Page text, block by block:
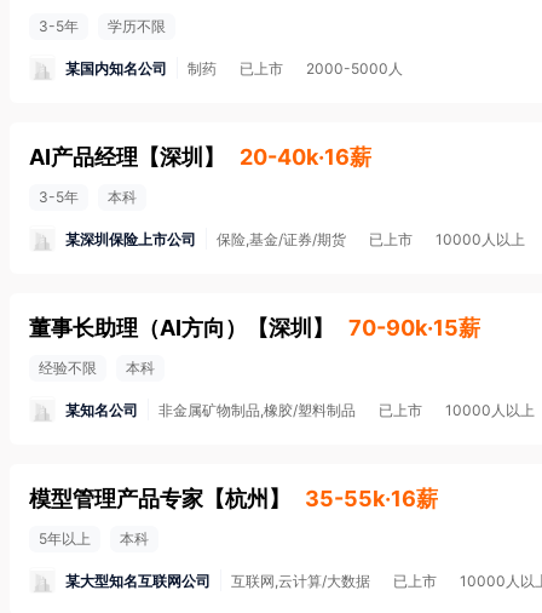
3-5年 学历不限
某国内知名公司 制药 已上市 2000-5000人
AI产品经理 【深圳 】 20-40k·16薪
3-5年 本科
某深圳保险上市公司 保险,基金/证券/期货 已上市 10000人以上
董事长助理（AI方向） 【深圳 】 70-90k·15薪
经验不限 本科
某知名公司 非金属矿物制品,橡胶/塑料制品 已上市 10000人以上
模型管理产品专家 【杭州 】 35-55k·16薪
5年以上 本科
某大型知名互联网公司 互联网,云计算/大数据 已上市 10000人以